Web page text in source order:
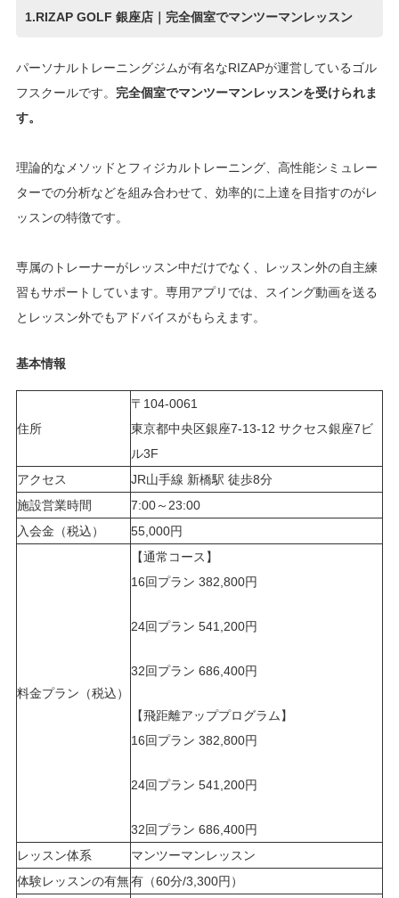
1.RIZAP GOLF 銀座店｜完全個室でマンツーマンレッスン
パーソナルトレーニングジムが有名なRIZAPが運営しているゴル
フスクールです。 完全個室でマンツーマンレッスンを受けられま
す。
理論的なメソッドとフィジカルトレーニング、高性能シミュレー
ターでの分析などを組み合わせて、効率的に上達を目指すのがレ
ッスンの特徴です。
専属のトレーナーがレッスン中だけでなく、レッスン外の自主練
習もサポートしています。専用アプリでは、スイング動画を送る
とレッスン外でもアドバイスがもらえます。
基本情報
住所
〒104-0061
東京都中央区銀座7-13-12 サクセス銀座7ビ
ル3F
アクセス
JR山手線 新橋駅 徒歩8分
施設営業時間
7:00～23:00
入会金（税込）
55,000円
料金プラン（税込）
【通常コース】
16回プラン 382,800円
24回プラン 541,200円
32回プラン 686,400円
【飛距離アッププログラム】
16回プラン 382,800円
24回プラン 541,200円
32回プラン 686,400円
レッスン体系
マンツーマンレッスン
体験レッスンの有無有（60分/3,300円）